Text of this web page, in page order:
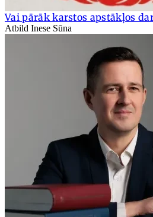
Vai pārāk karstos apstākļos
Atbild Inese Sūna